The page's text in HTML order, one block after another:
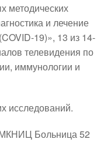
методических
и лечение
19)», 13 из 14-
телевидения по
иммунологии и
исследований.
МКНИЦ Больница 52